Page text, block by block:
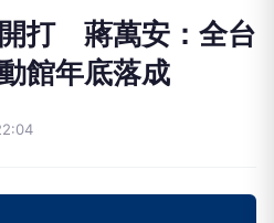
打 蔣萬安：全台
館年底落成